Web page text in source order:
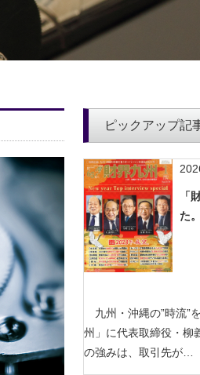
ピックアップ記
「
た。
九州・沖縄の”時流”
州」に代表取締役・柳
の強みは、取引先が…